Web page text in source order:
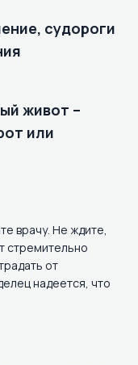
судороги
живот –
или
врачу. Не ждите,
стремительно
от
надеется, что